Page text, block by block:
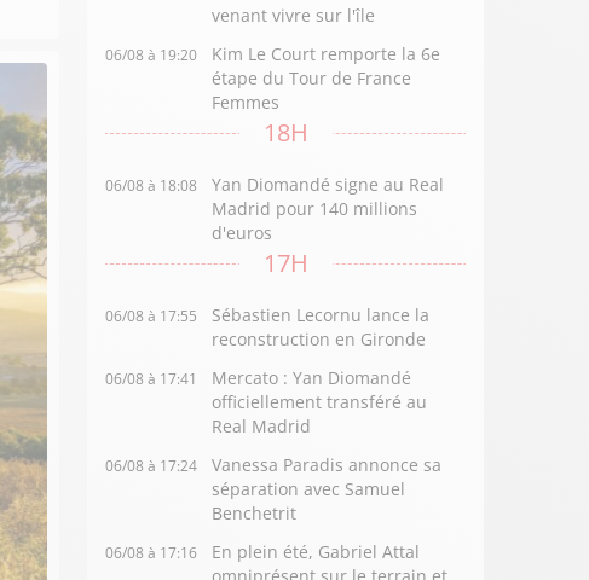
venant vivre sur l'île
06/08 à 19:20
Kim Le Court remporte la 6e
étape du Tour de France
Femmes
18H
06/08 à 18:08
Yan Diomandé signe au Real
Madrid pour 140 millions
d'euros
17H
06/08 à 17:55
Sébastien Lecornu lance la
reconstruction en Gironde
06/08 à 17:41
Mercato : Yan Diomandé
officiellement transféré au
Real Madrid
06/08 à 17:24
Vanessa Paradis annonce sa
séparation avec Samuel
Benchetrit
06/08 à 17:16
En plein été, Gabriel Attal